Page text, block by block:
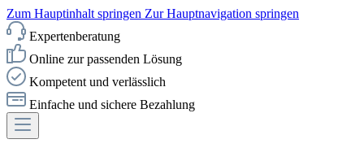
Zum Hauptinhalt springen Zur Hauptnavigation springen
Expertenberatung
Online zur passenden Lösung
Kompetent und verlässlich
Einfache und sichere Bezahlung